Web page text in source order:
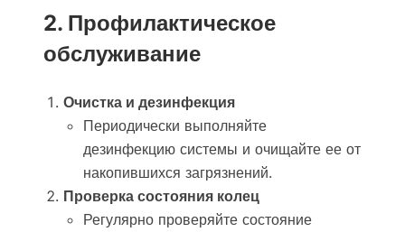
2. Профилактическое
обслуживание
Очистка и дезинфекция
Периодически выполняйте
дезинфекцию системы и очищайте ее от
накопившихся загрязнений.
Проверка состояния колец
Регулярно проверяйте состояние